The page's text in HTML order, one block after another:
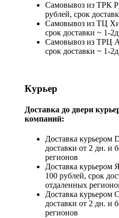
Самовывоз из ТРК
рублей, срок
Самовывоз из ТЦ
срок доставки ~ 1-
Самовывоз из ТРЦ
срок доставки ~ 1-
Курьер
Доставка до двери
компаний:
Доставка курьером
доставки от 2 дн. и
регионов
Доставка курьером
100 рублей, срок
отдаленных
Доставка курьером
доставки от 2 дн. и
регионов